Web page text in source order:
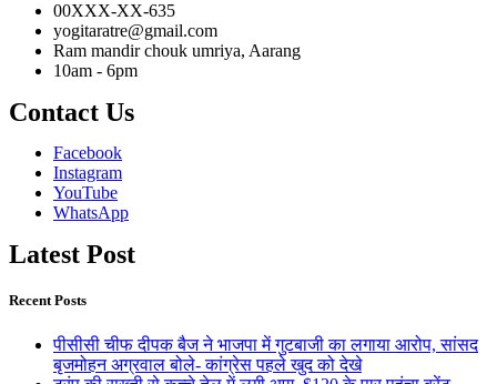
00XXX-XX-635
yogitaratre@gmail.com
Ram mandir chouk umriya, Aarang
10am - 6pm
Contact Us
Facebook
Instagram
YouTube
WhatsApp
Latest Post
Recent Posts
पीसीसी चीफ दीपक बैज ने भाजपा में गुटबाजी का लगाया आरोप, सांसद
बृजमोहन अग्रवाल बोले- कांग्रेस पहले खुद को देखे